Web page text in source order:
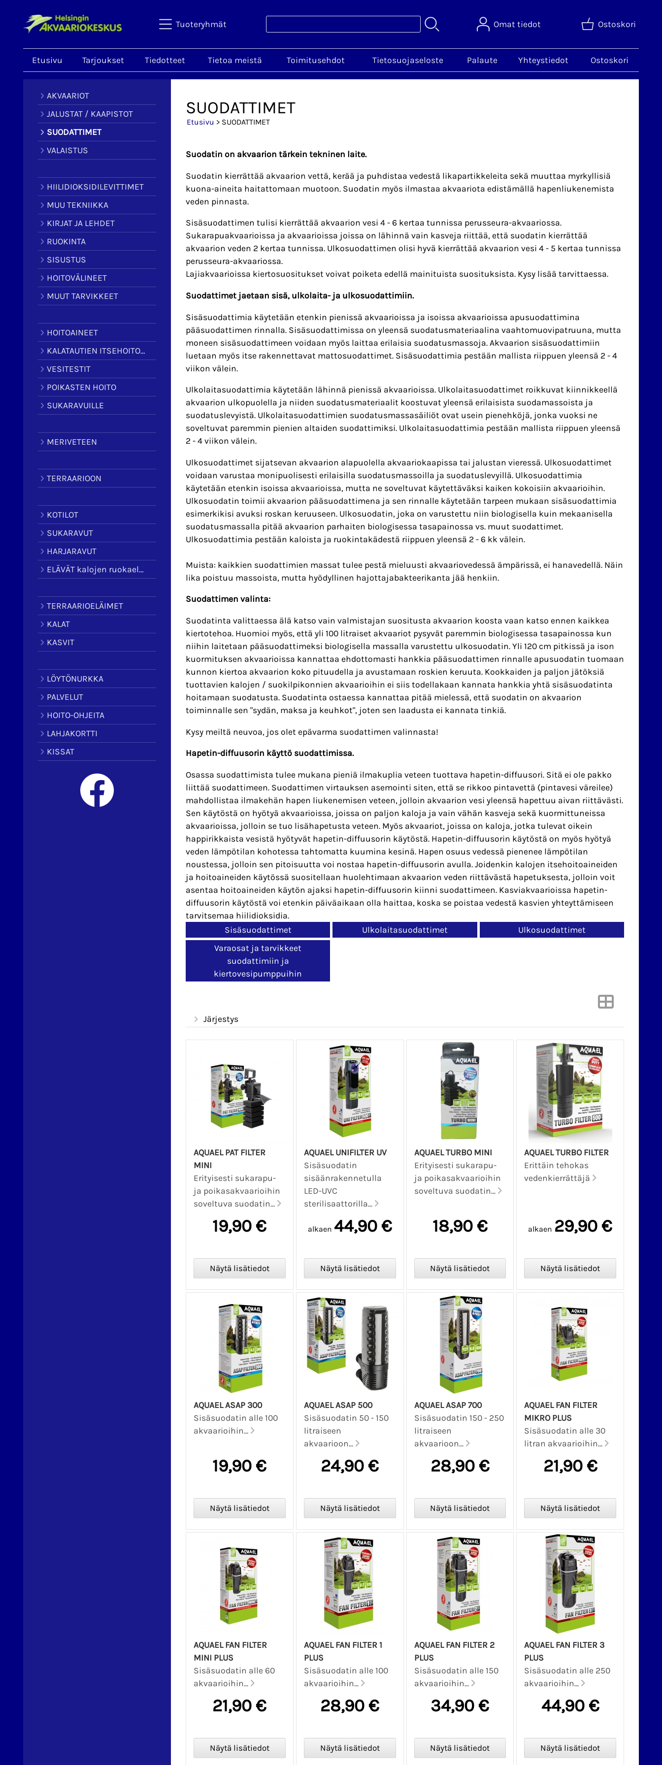
Tuoteryhmät Omat tiedot Ostoskori
Etusivu Tarjoukset Tiedotteet Tietoa meistä Toimitusehdot Tietosuojaseloste Palaute Yhteystiedot Ostoskori
AKVAARIOT
JALUSTAT / KAAPISTOT
SUODATTIMET
VALAISTUS
HIILIDIOKSIDILEVITTIMET
MUU TEKNIIKKA
KIRJAT JA LEHDET
RUOKINTA
SISUSTUS
HOITOVÄLINEET
MUUT TARVIKKEET
HOITOAINEET
KALATAUTIEN ITSEHOITOAINEET
VESITESTIT
POIKASTEN HOITO
SUKARAVUILLE
MERIVETEEN
TERRAARIOON
KOTILOT
SUKARAVUT
HARJARAVUT
ELÄVÄT kalojen ruokaeläimet
TERRAARIOELÄIMET
KALAT
KASVIT
LÖYTÖNURKKA
PALVELUT
HOITO-OHJEITA
LAHJAKORTTI
KISSAT
SUODATTIMET
Etusivu > SUODATTIMET
Suodatin on akvaarion tärkein tekninen laite.
Suodatin kierrättää akvaarion vettä, kerää ja puhdistaa vedestä likapartikkeleita sekä muuttaa myrkyllisiä
kuona-aineita haitattomaan muotoon. Suodatin myös ilmastaa akvaariota edistämällä hapenliukenemista
veden pinnasta.
Sisäsuodattimen tulisi kierrättää akvaarion vesi 4 - 6 kertaa tunnissa perusseura-akvaariossa.
Sukarapuakvaarioissa ja akvaarioissa joissa on lähinnä vain kasveja riittää, että suodatin kierrättää
akvaarion veden 2 kertaa tunnissa. Ulkosuodattimen olisi hyvä kierrättää akvaarion vesi 4 - 5 kertaa tunnissa
perusseura-akvaariossa.
Lajiakvaarioissa kiertosuositukset voivat poiketa edellä mainituista suosituksista. Kysy lisää tarvittaessa.
Suodattimet jaetaan sisä, ulkolaita- ja ulkosuodattimiin.
Sisäsuodattimia käytetään etenkin pienissä akvaarioissa ja isoissa akvaarioissa apusuodattimina
pääsuodattimen rinnalla. Sisäsuodattimissa on yleensä suodatusmateriaalina vaahtomuovipatruuna, mutta
moneen sisäsuodattimeen voidaan myös laittaa erilaisia suodatusmassoja. Akvaarion sisäsuodattimiin
luetaan myös itse rakennettavat mattosuodattimet. Sisäsuodattimia pestään mallista riippuen yleensä 2 - 4
viikon välein.
Ulkolaitasuodattimia käytetään lähinnä pienissä akvaarioissa. Ulkolaitasuodattimet roikkuvat kiinnikkeellä
akvaarion ulkopuolella ja niiden suodatusmateriaalit koostuvat yleensä erilaisista suodamassoista ja
suodatuslevyistä. Ulkolaitasuodattimien suodatusmassasäiliöt ovat usein pienehköjä, jonka vuoksi ne
soveltuvat paremmin pienien altaiden suodattimiksi. Ulkolaitasuodattimia pestään mallista riippuen yleensä
2 - 4 viikon välein.
Ulkosuodattimet sijatsevan akvaarion alapuolella akvaariokaapissa tai jalustan vieressä. Ulkosuodattimet
voidaan varustaa monipuolisesti erilaisilla suodatusmassoilla ja suodatuslevyillä. Ulkosuodattimia
käytetään etenkin isoissa akvaarioissa, mutta ne soveltuvat käytettäväksi kaiken kokoisiin akvaarioihin.
Ulkosuodatin toimii akvaarion pääsuodattimena ja sen rinnalle käytetään tarpeen mukaan sisäsuodattimia
esimerkikisi avuksi roskan keruuseen. Ulkosuodatin, joka on varustettu niin biologisella kuin mekaanisella
suodatusmassalla pitää akvaarion parhaiten biologisessa tasapainossa vs. muut suodattimet.
Ulkosuodattimia pestään kaloista ja ruokintakädestä riippuen yleensä 2 - 6 kk välein.
Muista: kaikkien suodattimien massat tulee pestä mieluusti akvaariovedessä ämpärissä, ei hanavedellä. Näin
lika poistuu massoista, mutta hyödyllinen hajottajabakteerikanta jää henkiin.
Suodattimen valinta:
Suodatinta valittaessa älä katso vain valmistajan suositusta akvaarion koosta vaan katso ennen kaikkea
kiertotehoa. Huomioi myös, että yli 100 litraiset akvaariot pysyvät paremmin biologisessa tasapainossa kun
niihin laitetaan pääsuodattimeksi biologisella massalla varustettu ulkosuodatin. Yli 120 cm pitkissä ja ison
kuormituksen akvaarioissa kannattaa ehdottomasti hankkia pääsuodattimen rinnalle apusuodatin tuomaan
kunnon kiertoa akvaarion koko pituudella ja avustamaan roskien keruuta. Kookkaiden ja paljon jätöksiä
tuottavien kalojen / suokilpikonnien akvaarioihin ei siis todellakaan kannata hankkia yhtä sisäsuodatinta
hoitamaan suodatusta. Suodatinta ostaessa kannattaa pitää mielessä, että suodatin on akvaarion
toiminnalle sen "sydän, maksa ja keuhkot", joten sen laadusta ei kannata tinkiä.
Kysy meiltä neuvoa, jos olet epävarma suodattimen valinnasta!
Hapetin-diffuusorin käyttö suodattimissa.
Osassa suodattimista tulee mukana pieniä ilmakuplia veteen tuottava hapetin-diffuusori. Sitä ei ole pakko
liittää suodattimeen. Suodattimen virtauksen asemointi siten, että se rikkoo pintavettä (pintavesi väreilee)
mahdollistaa ilmakehän hapen liukenemisen veteen, jolloin akvaarion vesi yleensä hapettuu aivan riittävästi.
Sen käytöstä on hyötyä akvaarioissa, joissa on paljon kaloja ja vain vähän kasveja sekä kuormittuneissa
akvaarioissa, jolloin se tuo lisähapetusta veteen. Myös akvaariot, joissa on kaloja, jotka tulevat oikein
happirikkaista vesistä hyötyvät hapetin-diffuusorin käytöstä. Hapetin-diffuusorin käytöstä on myös hyötyä
veden lämpötilan kohotessa tahtomatta kuumina kesinä. Hapen osuus vedessä pienenee lämpötilan
noustessa, jolloin sen pitoisuutta voi nostaa hapetin-diffuusorin avulla. Joidenkin kalojen itsehoitoaineiden
ja hoitoaineiden käytössä suositellaan huolehtimaan akvaarion veden riittävästä hapetuksesta, jolloin voit
asentaa hoitoaineiden käytön ajaksi hapetin-diffuusorin kiinni suodattimeen. Kasviakvaarioissa hapetin-
diffuusorin käytöstä voi etenkin päiväaikaan olla haittaa, koska se poistaa vedestä kasvien yhteyttämiseen
tarvitsemaa hiilidioksidia.
Sisäsuodattimet
Ulkolaitasuodattimet
Ulkosuodattimet
Varaosat ja tarvikkeet
suodattimiin ja
kiertovesipumppuihin
Järjestys
AQUAEL PAT FILTER
MINI
Erityisesti sukarapu-
ja poikasakvaarioihin
soveltuva suodatin...
19,90 €
AQUAEL UNIFILTER UV
Sisäsuodatin
sisäänrakennetulla
LED-UVC
sterilisaattorilla...
alkaen 44,90 €
AQUAEL TURBO MINI
Erityisesti sukarapu-
ja poikasakvaarioihin
soveltuva suodatin...
18,90 €
AQUAEL TURBO FILTER
Erittäin tehokas
vedenkierrättäjä
alkaen 29,90 €
AQUAEL ASAP 300
Sisäsuodatin alle 100
akvaarioihin...
19,90 €
AQUAEL ASAP 500
Sisäsuodatin 50 - 150
litraiseen
akvaarioon...
24,90 €
AQUAEL ASAP 700
Sisäsuodatin 150 - 250
litraiseen
akvaarioon...
28,90 €
AQUAEL FAN FILTER
MIKRO PLUS
Sisäsuodatin alle 30
litran akvaarioihin...
21,90 €
AQUAEL FAN FILTER
MINI PLUS
Sisäsuodatin alle 60
akvaarioihin...
21,90 €
AQUAEL FAN FILTER 1
PLUS
Sisäsuodatin alle 100
akvaarioihin...
28,90 €
AQUAEL FAN FILTER 2
PLUS
Sisäsuodatin alle 150
akvaarioihin...
34,90 €
AQUAEL FAN FILTER 3
PLUS
Sisäsuodatin alle 250
akvaarioihin...
44,90 €